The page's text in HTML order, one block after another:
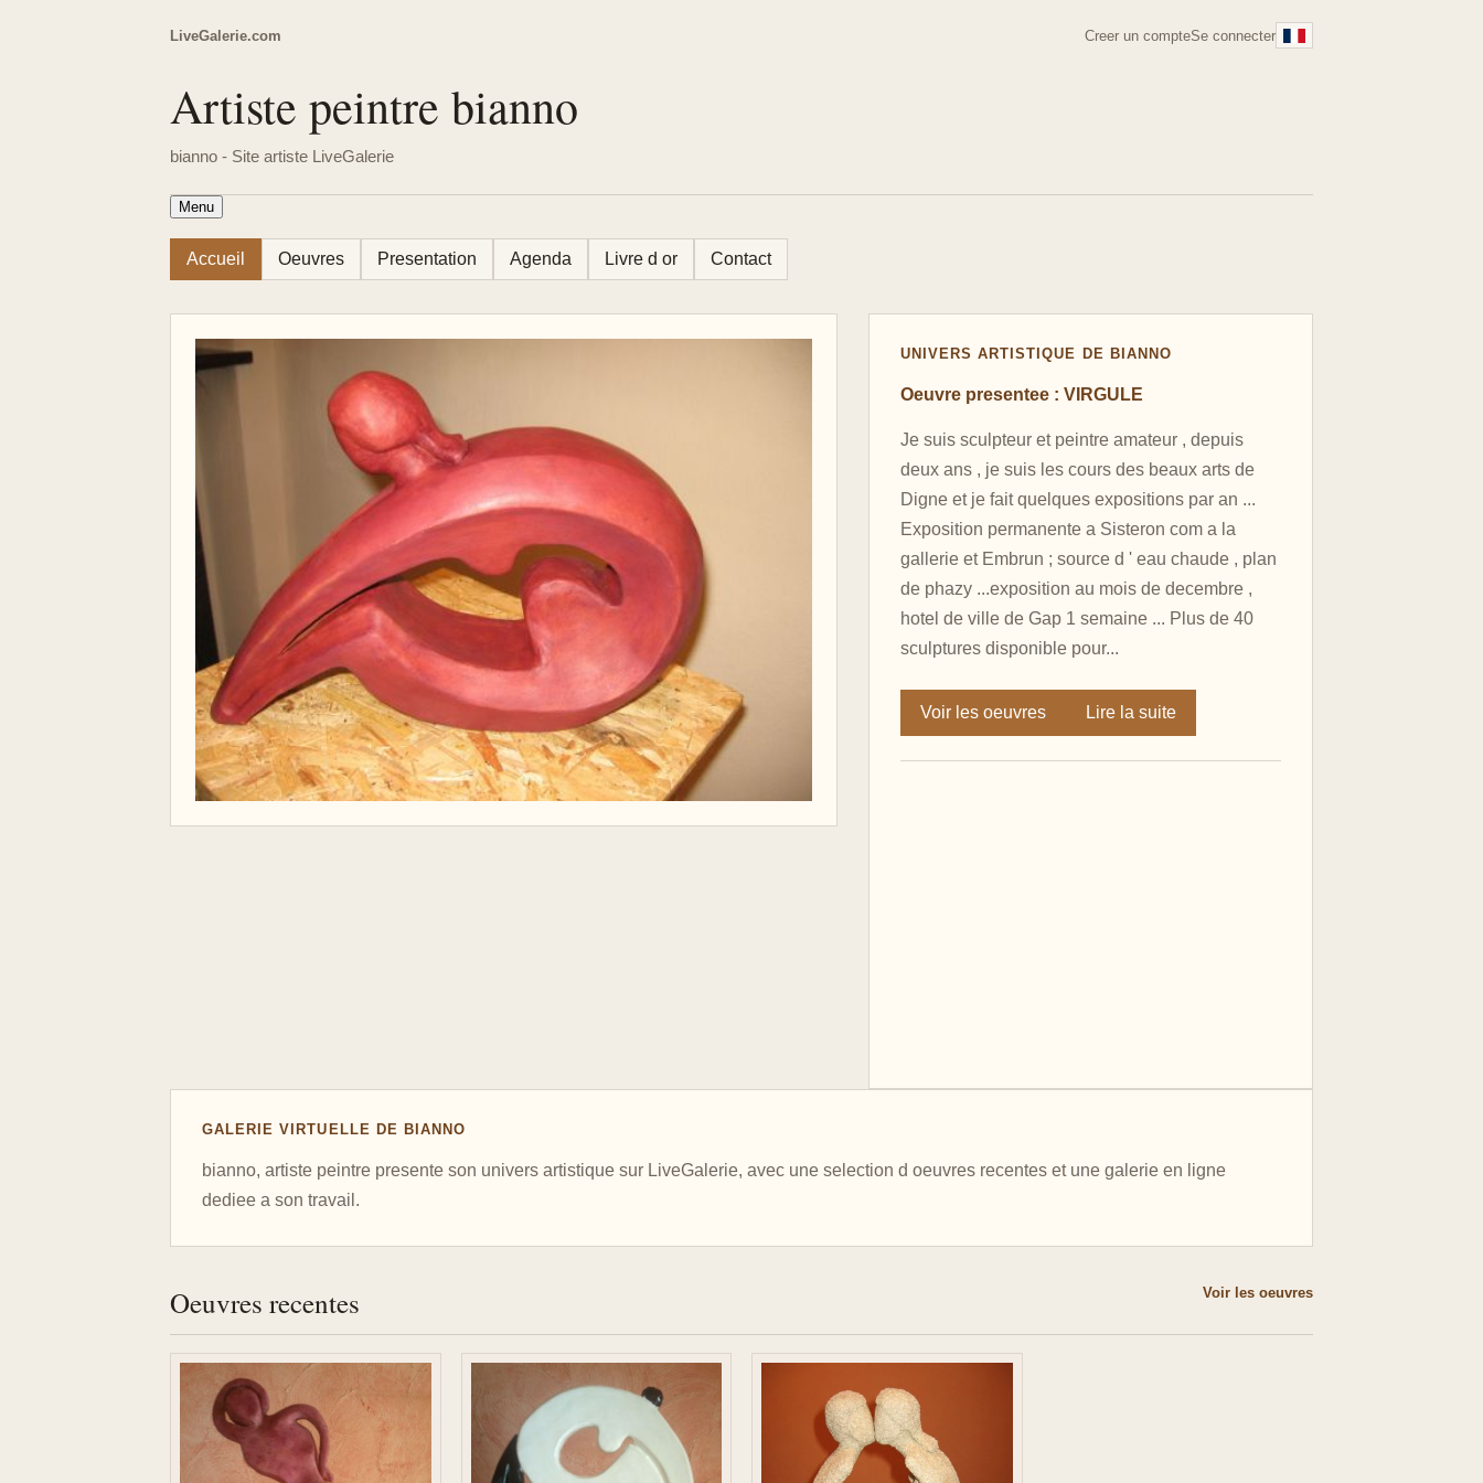
LiveGalerie.com Creer un compteSe connecter
Artiste peintre bianno
bianno - Site artiste LiveGalerie
Menu
Accueil Oeuvres Presentation Agenda Livre d or Contact
UNIVERS ARTISTIQUE DE BIANNO
Oeuvre presentee : VIRGULE
Je suis sculpteur et peintre amateur , depuis
deux ans , je suis les cours des beaux arts de
Digne et je fait quelques expositions par an ...
Exposition permanente a Sisteron com a la
gallerie et Embrun ; source d ' eau chaude , plan
de phazy ...exposition au mois de decembre ,
hotel de ville de Gap 1 semaine ... Plus de 40
sculptures disponible pour...
Voir les oeuvres Lire la suite
GALERIE VIRTUELLE DE BIANNO
bianno, artiste peintre presente son univers artistique sur LiveGalerie, avec une selection d oeuvres recentes et une galerie en ligne
dediee a son travail.
Oeuvres recentes Voir les oeuvres